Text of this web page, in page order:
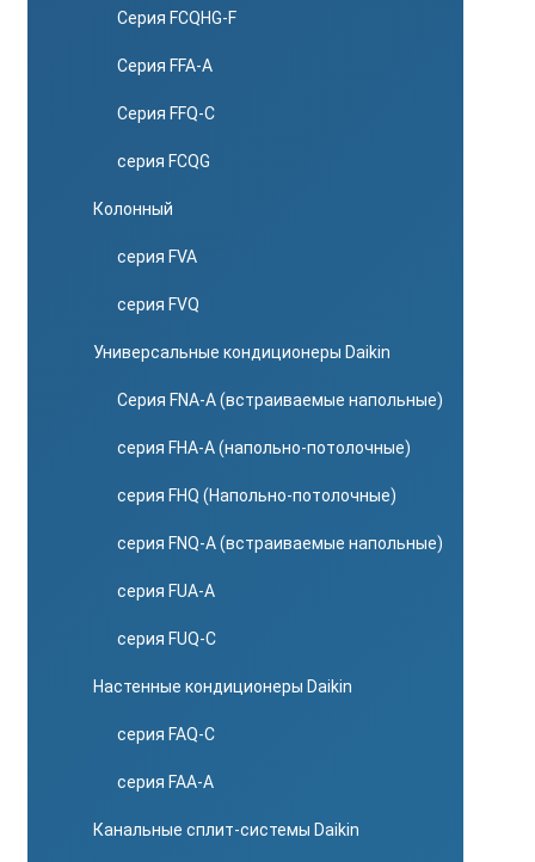
Серия FCQHG-F
Серия FFA-A
Серия FFQ-C
серия FCQG
Колонный
серия FVA
серия FVQ
Универсальные кондиционеры Daikin
Серия FNA-A (встраиваемые напольные)
серия FHA-A (напольно-потолочные)
серия FHQ (Напольно-потолочные)
серия FNQ-A (встраиваемые напольные)
серия FUA-A
серия FUQ-C
Настенные кондиционеры Daikin
серия FAQ-C
серия FAA-A
Канальные сплит-системы Daikin